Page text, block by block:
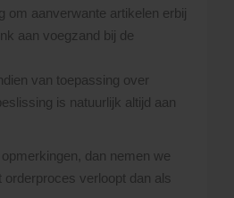
om aanverwante artikelen erbij
aan voegzand bij de
van toepassing over
is natuurlijk altijd aan
dan nemen we
verloopt dan als